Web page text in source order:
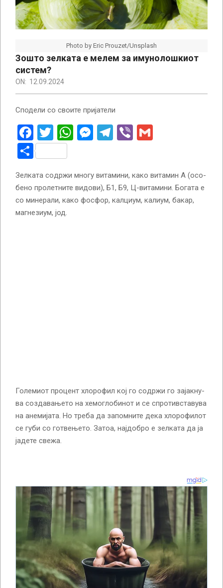
Photo by Eric Prouzet/Unsplash
Зошто зелката е мелем за имунолошкиот
систем?
ON: 12.09.2024
Сподели со своите пријатели
Facebook
Twitter
WhatsApp
Messenger
Telegram
Viber
Share
Зел­ка­та со­др­жи мно­гу ви­та­ми­ни, ка­ко ви­та­мин А (осо­
бе­но про­лет­ни­те ви­до­ви), Б1, Б9, Ц-ви­та­ми­ни. Бо­га­та е
со ми­не­ра­ли, ка­ко фос­фор, кал­ци­ум, ка­ли­ум, ба­кар,
маг­не­зи­ум, јод.
Го­ле­ми­от про­цент хло­ро­фил кој го со­др­жи го за­јак­ну­
ва соз­да­ва­ње­то на хе­мог­ло­би­нот и се спро­тив­ста­ву­ва
на ане­ми­ја­та. Но тре­ба да за­пом­ни­те де­ка хло­ро­фи­лот
се гу­би со гот­ве­ње­то. За­тоа, нај­доб­ро е зел­ка­та да ја
ја­де­те све­жа.